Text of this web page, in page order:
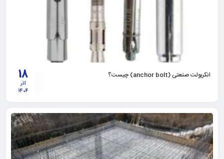
18
آذر
1404
انکربولت صنعتی (anchor bolt) چیست؟